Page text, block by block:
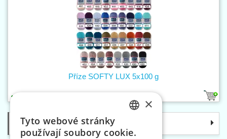
Příze SOFTY LUX 5x100 g
Kategorie
×
Tyto webové stránky
používají soubory cookie.